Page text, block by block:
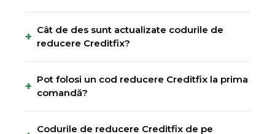
+ Cât de des sunt actualizate codurile de
reducere Creditfix?
+ Pot folosi un cod reducere Creditfix la prima
comandă?
Codurile de reducere Creditfix de pe